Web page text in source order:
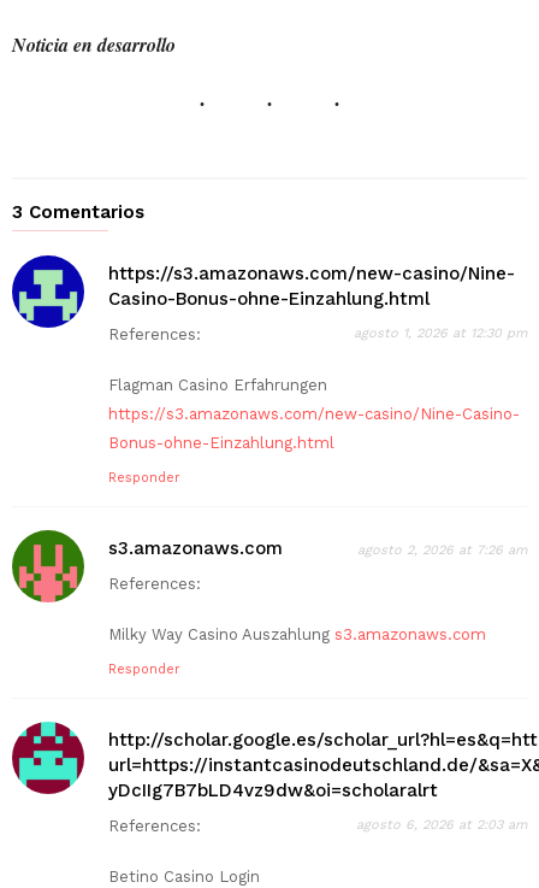
Noticia en desarrollo
3 Comentarios
https://s3.amazonaws.com/new-casino/Nine-
Casino-Bonus-ohne-Einzahlung.html
agosto 1, 2026 at 12:30 pm
References:
Flagman Casino Erfahrungen
https://s3.amazonaws.com/new-casino/Nine-Casino-
Bonus-ohne-Einzahlung.html
Responder
s3.amazonaws.com agosto 2, 2026 at 7:26 am
References:
Milky Way Casino Auszahlung s3.amazonaws.com
Responder
http://scholar.google.es/
url=https://instantcasinodeutschland.de/
yDcIIg7B7bLD4vz9dw&oi=scholaralrt
agosto 6, 2026 at 2:03 am
References:
Betino Casino Login